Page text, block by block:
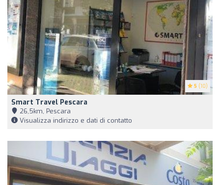
5 (10)
Smart Travel Pescara
26,5km, Pescara
Visualizza indirizzo e dati di contatto